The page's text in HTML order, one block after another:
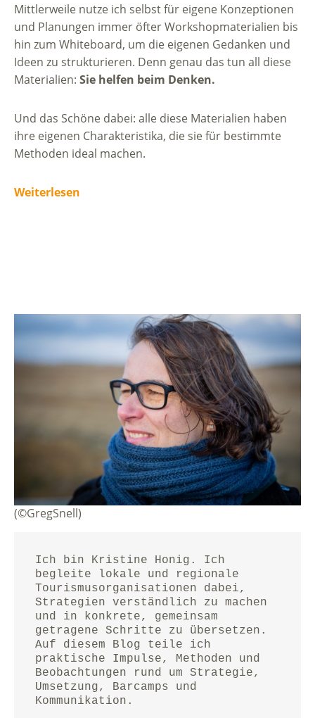
Mittlerweile nutze ich selbst für eigene Konzeptionen
und Planungen immer öfter Workshopmaterialien bis
hin zum Whiteboard, um die eigenen Gedanken und
Ideen zu strukturieren. Denn genau das tun all diese
Materialien: Sie helfen beim Denken.
Und das Schöne dabei: alle diese Materialien haben
ihre eigenen Charakteristika, die sie für bestimmte
Methoden ideal machen.
Weiterlesen
(©GregSnell)
Ich bin Kristine Honig. Ich
begleite lokale und regionale
Tourismusorganisationen dabei,
Strategien verständlich zu machen
und in konkrete, gemeinsam
getragene Schritte zu übersetzen.
Auf diesem Blog teile ich
praktische Impulse, Methoden und
Beobachtungen rund um Strategie,
Umsetzung, Barcamps und
Kommunikation.